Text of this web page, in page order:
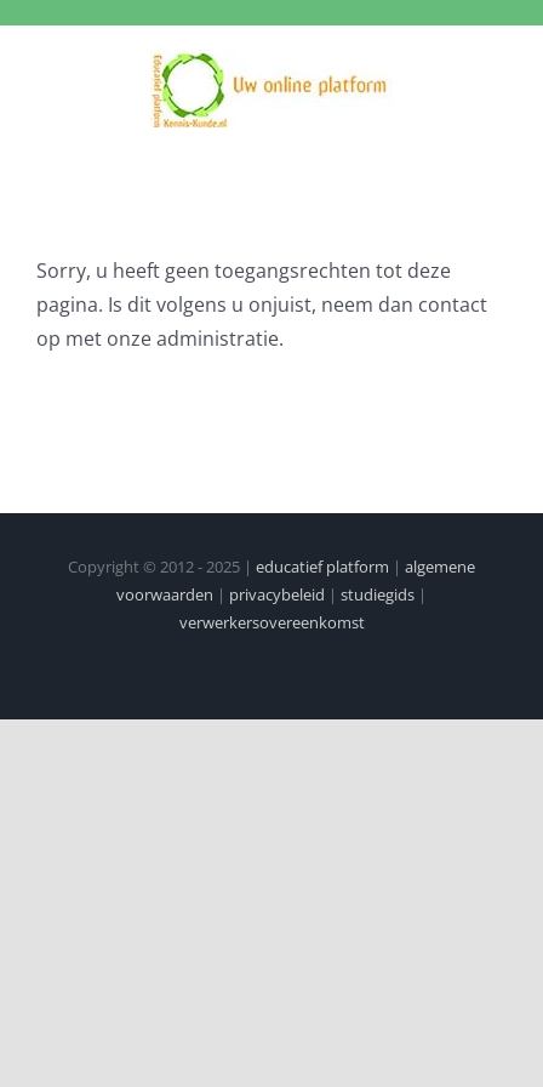
Sorry, u heeft geen toegangsrechten tot deze
pagina. Is dit volgens u onjuist, neem dan contact
op met onze administratie.
Copyright © 2012 - 2025 | educatief platform | algemene
voorwaarden | privacybeleid | studiegids |
verwerkersovereenkomst